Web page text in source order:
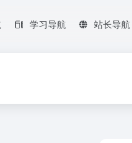
学习导航 站长导航